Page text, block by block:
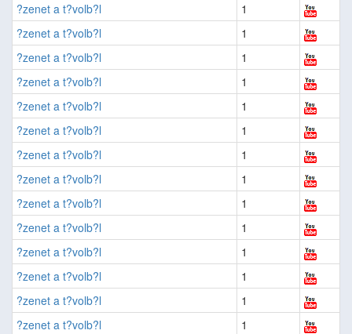
?zenet a t?volb?l
1
?zenet a t?volb?l
1
?zenet a t?volb?l
1
?zenet a t?volb?l
1
?zenet a t?volb?l
1
?zenet a t?volb?l
1
?zenet a t?volb?l
1
?zenet a t?volb?l
1
?zenet a t?volb?l
1
?zenet a t?volb?l
1
?zenet a t?volb?l
1
?zenet a t?volb?l
1
?zenet a t?volb?l
1
?zenet a t?volb?l
1